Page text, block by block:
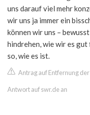
uns darauf viel mehr
wir uns ja immer ein
können wir uns –
hindrehen, wie wir es
so, wie es ist.
Antrag auf Entfernung
Antwort auf swr.de an